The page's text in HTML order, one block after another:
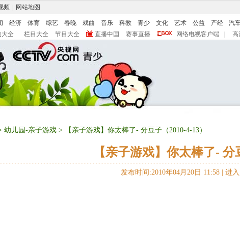
频 网站地图
经济 体育 综艺 春晚 戏曲 音乐 科教 青少 文化 艺术 公益 产经 汽
大全 栏目大全 节目大全 直播中国 赛事直播 网络电视客户端 高
幼儿园-亲子游戏 > 【亲子游戏】你太棒了- 分豆子（2010-4-13）
【亲子游戏】你太棒了- 分
发布时间:2010年04月20日 11:58 | 进